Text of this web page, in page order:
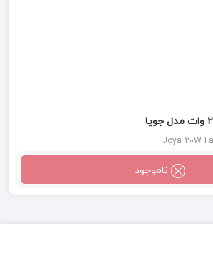
Joya 20W
ناموجود